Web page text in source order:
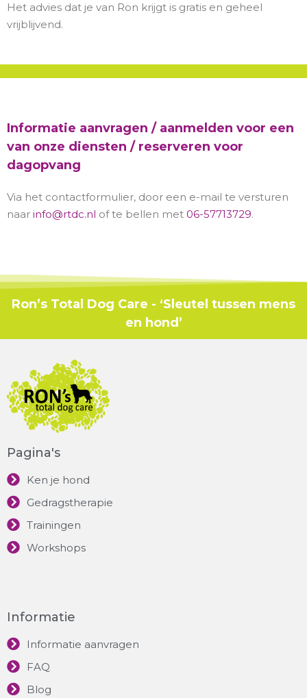
Het advies dat je van Ron krijgt is gratis en geheel
vrijblijvend.
Informatie aanvragen / aanmelden voor een
van onze diensten / reserveren voor
dagopvang
Via het contactformulier, door een e-mail te versturen
naar info@rtdc.nl of te bellen met 06-57713729.
Ron’s Total Dog Care - ‘Sleutel tussen mens
en hond’
Pagina's
Ken je hond
Gedragstherapie
Trainingen
Workshops
Informatie
Informatie aanvragen
FAQ
Blog